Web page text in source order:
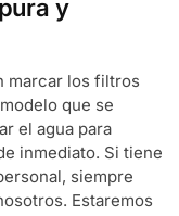
y
marcar los filtros
que se
el agua para
inmediato. Si tiene
siempre
Estaremos